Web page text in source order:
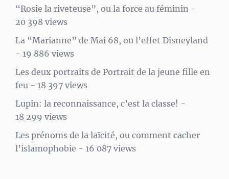
“Rosie la riveteuse”, ou la force au féminin -
20 398 views
La “Marianne” de Mai 68, ou l’effet Disneyland
- 19 886 views
Les deux portraits de Portrait de la jeune fille en
feu - 18 397 views
Lupin: la reconnaissance, c’est la classe! -
18 299 views
Les prénoms de la laïcité, ou comment cacher
l’islamophobie - 16 087 views